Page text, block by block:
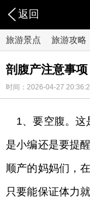
返回
旅游景点 旅游攻略
剖腹产注意事项
时间：2026-04-27
1、要空腹。这
是小编还是要提
顺产的妈妈们，
只要能保证体力